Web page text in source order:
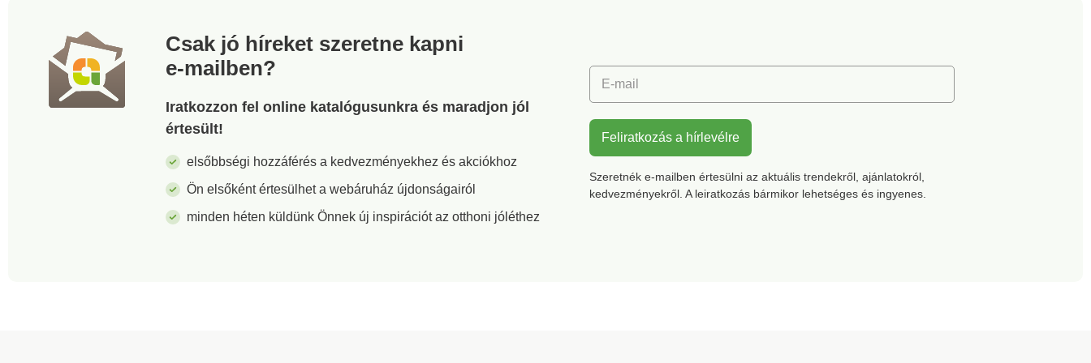
szempontjából, és a
termék a vonatkozó
szabványokon túl is
biztonságos. Mosógépben
Csak jó híreket szeretne kapni
e-mailben?
Iratkozzon fel online katalógusunkra és maradjon jól
értesült!
elsőbbségi hozzáférés a kedvezményekhez és akciókhoz
Ön elsőként értesülhet a webáruház újdonságairól
minden héten küldünk Önnek új inspirációt az otthoni jóléthez
E-mail
Feliratkozás a hírlevélre
Szeretnék e-mailben értesülni az aktuális trendekről, ajánlatokról,
kedvezményekről. A leiratkozás bármikor lehetséges és ingyenes.